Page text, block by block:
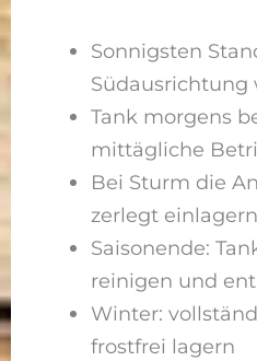
Sonnigsten
Südausrichtung
Tank morgens
mittägliche
Bei Sturm die
zerlegt einlagern
Saisonende:
reinigen und
Winter:
frostfrei lagern